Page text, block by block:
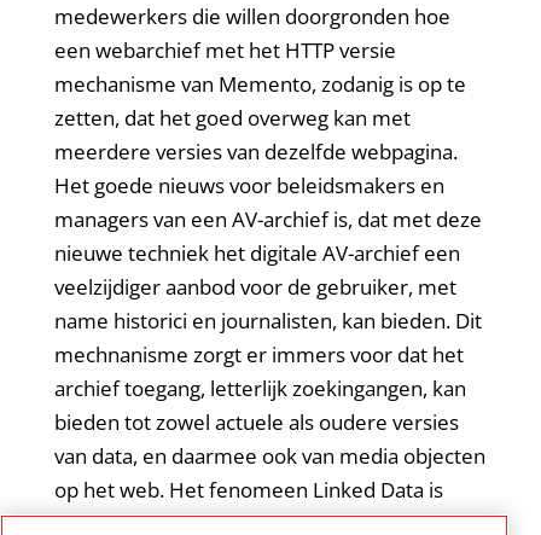
medewerkers die willen doorgronden hoe
een webarchief met het HTTP versie
mechanisme van Memento, zodanig is op te
zetten, dat het goed overweg kan met
meerdere versies van dezelfde webpagina.
Het goede nieuws voor beleidsmakers en
managers van een AV-archief is, dat met deze
nieuwe techniek het digitale AV-archief een
veelzijdiger aanbod voor de gebruiker, met
name historici en journalisten, kan bieden. Dit
mechnanisme zorgt er immers voor dat het
archief toegang, letterlijk zoekingangen, kan
bieden tot zowel actuele als oudere versies
van data, en daarmee ook van media objecten
op het web. Het fenomeen Linked Data is
hiermee op nog zinvollere wijze in te zetten